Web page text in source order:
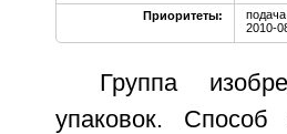
Приоритеты:
подача
2010-
Группа
упаковок.